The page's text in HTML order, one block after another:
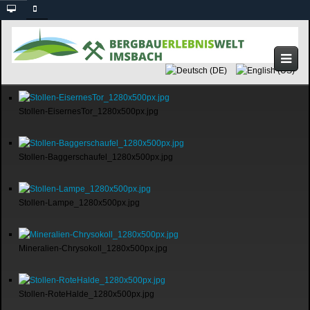
Stollen-EisernesTor_1280x500px.jpg
Stollen-Baggerschaufel_1280x500px.jpg
Stollen-Lampe_1280x500px.jpg
Mineralien-Chrysokoll_1280x500px.jpg
Stollen-RoteHalde_1280x500px.jpg